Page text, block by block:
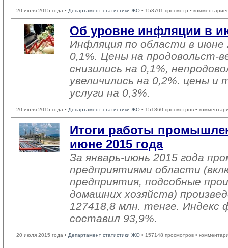
20 июля 2015 года • Департамент статистики ЖО • 153701 просмотр •
Об уровне инфляции в
Инфляция по области в июне
0,1%. Цены на продовольст-
снизились на 0,1%,
увеличились на 0,2%. цены
услуги на 0,3%.
20 июля 2015 года • Департамент статистики ЖО • 151860 просмотров •
Итоги работы
июне 2015 года
За январь-июнь 2015 года
предприятиями области
предприятия, подсобные
домашних хозяйств)
127418,8 млн. тенге. Индекс
составил 93,9%.
20 июля 2015 года • Департамент статистики ЖО • 157148 просмотров •